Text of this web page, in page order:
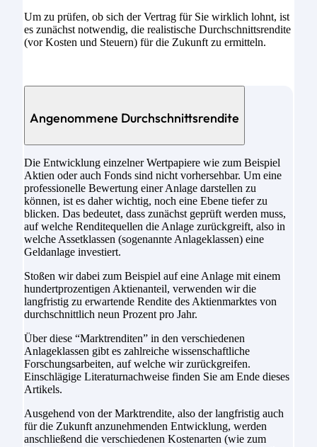
Um zu prüfen, ob sich der Vertrag für Sie wirklich lohnt, ist
es zunächst notwendig, die realistische Durchschnittsrendite
(vor Kosten und Steuern) für die Zukunft zu ermitteln.
Angenommene Durchschnittsrendite
Die Entwicklung einzelner Wertpapiere wie zum Beispiel
Aktien oder auch Fonds sind nicht vorhersehbar. Um eine
professionelle Bewertung einer Anlage darstellen zu
können, ist es daher wichtig, noch eine Ebene tiefer zu
blicken. Das bedeutet, dass zunächst geprüft werden muss,
auf welche Renditequellen die Anlage zurückgreift, also in
welche Assetklassen (sogenannte Anlageklassen) eine
Geldanlage investiert.
Stoßen wir dabei zum Beispiel auf eine Anlage mit einem
hundertprozentigen Aktienanteil, verwenden wir die
langfristig zu erwartende Rendite des Aktienmarktes von
durchschnittlich neun Prozent pro Jahr.
Über diese “Marktrenditen” in den verschiedenen
Anlageklassen gibt es zahlreiche wissenschaftliche
Forschungsarbeiten, auf welche wir zurückgreifen.
Einschlägige Literaturnachweise finden Sie am Ende dieses
Artikels.
Ausgehend von der Marktrendite, also der langfristig auch
für die Zukunft anzunehmenden Entwicklung, werden
anschließend die verschiedenen Kostenarten (wie zum